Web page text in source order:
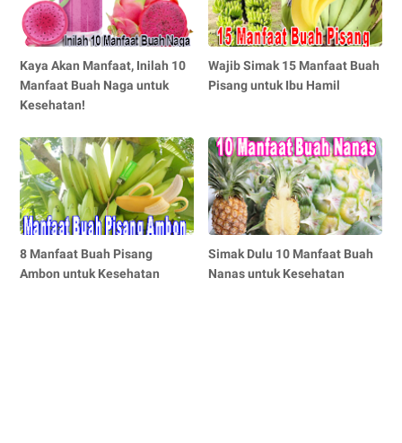
Kaya Akan Manfaat, Inilah 10
Manfaat Buah Naga untuk
Kesehatan!
Wajib Simak 15 Manfaat Buah
Pisang untuk Ibu Hamil
8 Manfaat Buah Pisang
Ambon untuk Kesehatan
Simak Dulu 10 Manfaat Buah
Nanas untuk Kesehatan